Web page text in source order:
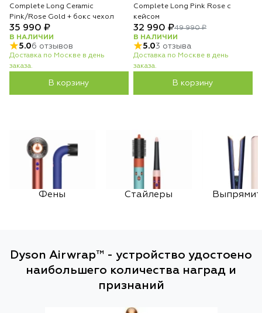
Complete Long Ceramic
Pink/Rose Gold + бокс чехол
35 990 ₽
В НАЛИЧИИ
5.06 отзывов
Доставка по Москве в день
заказа.
В корзину
Complete Long Pink Rose с
кейсом
32 990 ₽49 990 ₽
В НАЛИЧИИ
5.03 отзыва
Доставка по Москве в день
заказа.
В корзину
Фены Стайлеры
Dyson Airwrap™ - устройство удостоено
наибольшего количества наград и
признаний